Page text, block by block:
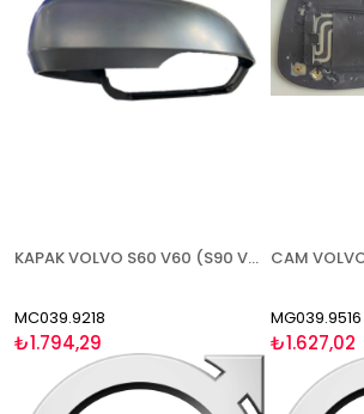
KAPAK VOLVO S60 V60 (S90 V90 2017-) 2019- ASTARLI SOL
MC039.9218
₺1.794,29
MG039.9516
₺1.627,02